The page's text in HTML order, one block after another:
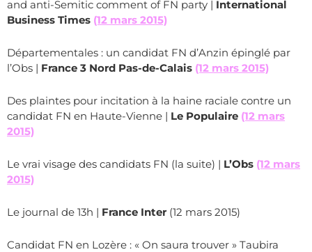
and anti-Semitic comment of FN party | International
Business Times (12 mars 2015)
Départementales : un candidat FN d’Anzin épinglé par
l’Obs | France 3 Nord Pas-de-Calais (12 mars 2015)
Des plaintes pour incitation à la haine raciale contre un
candidat FN en Haute-Vienne | Le Populaire (12 mars
2015)
Le vrai visage des candidats FN (la suite) | L’Obs (12 mars
2015)
Le journal de 13h | France Inter (12 mars 2015)
Candidat FN en Lozère : « On saura trouver » Taubira